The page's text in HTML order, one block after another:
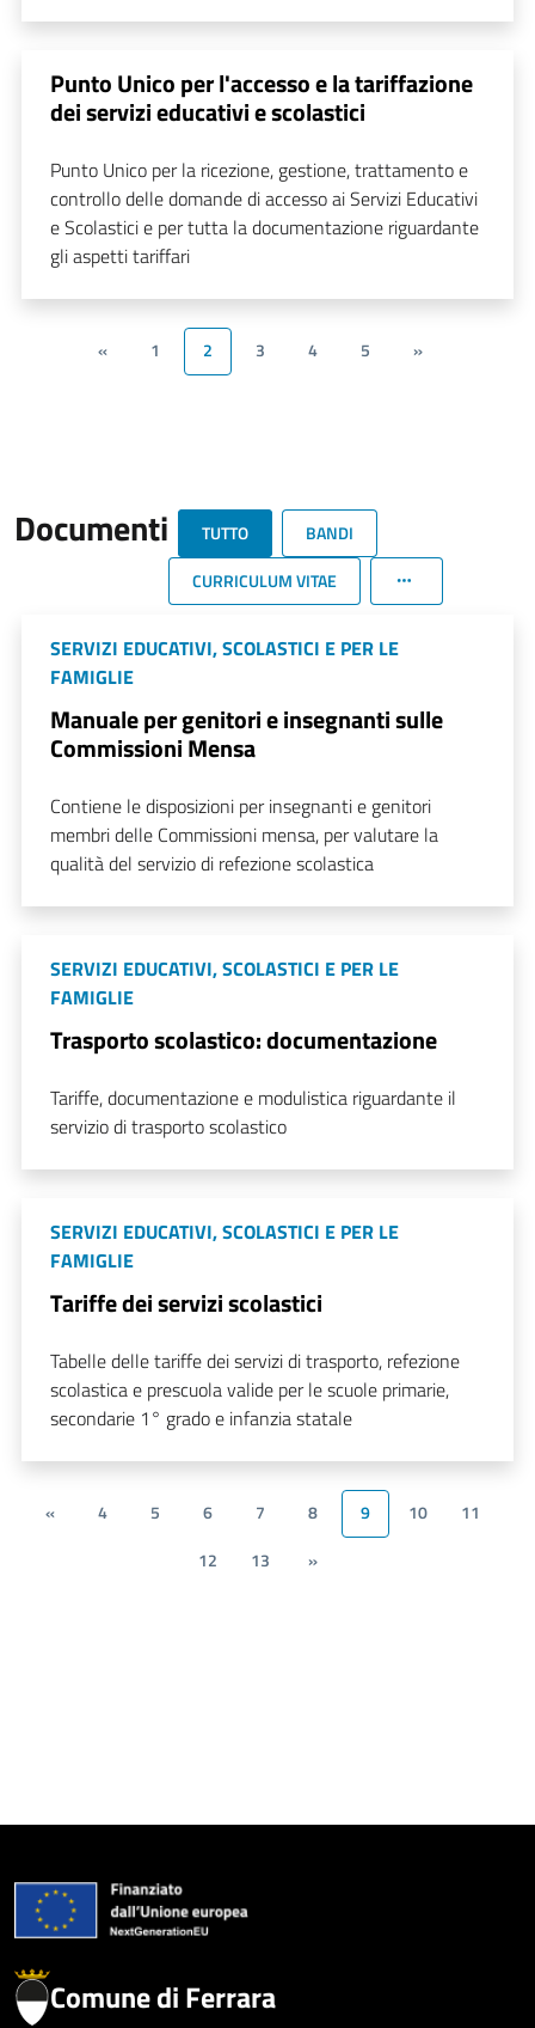
Punto Unico per l'accesso e la tariffazione
dei servizi educativi e scolastici
Punto Unico per la ricezione, gestione, trattamento e
controllo delle domande di accesso ai Servizi Educativi
e Scolastici e per tutta la documentazione riguardante
gli aspetti tariffari
« 1 2 3 4 5 »
Documenti TUTTO
BANDI
CURRICULUM VITAE
SERVIZI EDUCATIVI, SCOLASTICI E PER LE
FAMIGLIE
Manuale per genitori e insegnanti sulle
Commissioni Mensa
Contiene le disposizioni per insegnanti e genitori
membri delle Commissioni mensa, per valutare la
qualità del servizio di refezione scolastica
SERVIZI EDUCATIVI, SCOLASTICI E PER LE
FAMIGLIE
Trasporto scolastico: documentazione
Tariffe, documentazione e modulistica riguardante il
servizio di trasporto scolastico
SERVIZI EDUCATIVI, SCOLASTICI E PER LE
FAMIGLIE
Tariffe dei servizi scolastici
Tabelle delle tariffe dei servizi di trasporto, refezione
scolastica e prescuola valide per le scuole primarie,
secondarie 1° grado e infanzia statale
« 4 5 6 7 8 9 10
11
12
13 »
Comune di Ferrara